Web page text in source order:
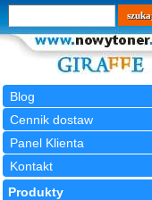
Blog
Cennik dostaw
Panel Klienta
Kontakt
Wyszukiwarka
szukaj
Produkty